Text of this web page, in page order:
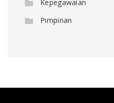
Kepegawaian
Pimpinan